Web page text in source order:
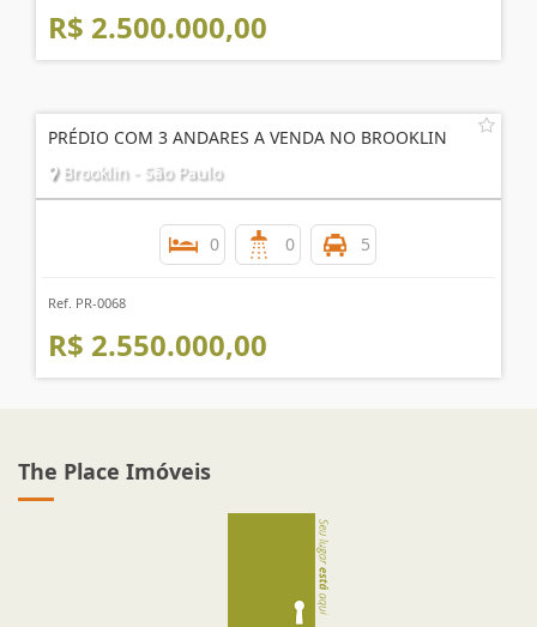
R$ 2.500.000,00
PRÉDIO COM 3 ANDARES A VENDA NO BROOKLIN
Brooklin - São Paulo
0 0 5
Ref. PR-0068
R$ 2.550.000,00
The Place Imóveis